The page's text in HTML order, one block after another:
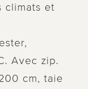
climats et
Avec zip.
cm, taie